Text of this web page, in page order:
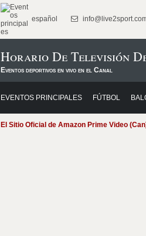
español
Horario De Televisión
Eventos deportivos en vivo en el Canal
EVENTOS PRINCIPALES FÚTBOL
El Sitio Oficial de Amazon Prime Video